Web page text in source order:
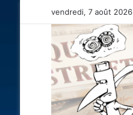
vendredi, 7 août 2026